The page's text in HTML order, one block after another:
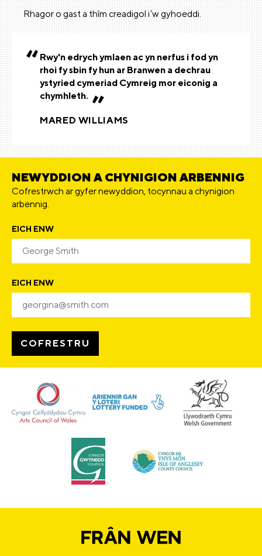
Rhagor o gast a thîm creadigol i’w gyhoeddi.
Rwy'n edrych ymlaen ac yn nerfus i fod yn
rhoi fy sbin fy hun ar Branwen a dechrau
ystyried cymeriad Cymreig mor eiconig a
chymhleth.
MARED WILLIAMS
NEWYDDION A CHYNIGION ARBENNIG
Cofrestrwch ar gyfer newyddion, tocynnau a chynigion
arbennig.
EICH ENW
EICH ENW